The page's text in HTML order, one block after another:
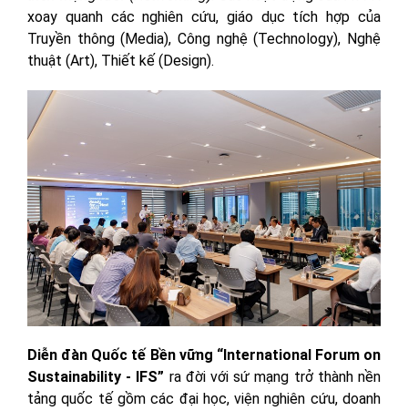
xoay quanh các nghiên cứu, giáo dục tích hợp của
Truyền thông (Media), Công nghệ (Technology), Nghệ
thuật (Art), Thiết kế (Design).
Diễn đàn Quốc tế Bền vững “International Forum on
Sustainability - IFS” ra đời với sứ mạng trở thành nền
tảng quốc tế gồm các đại học, viện nghiên cứu, doanh